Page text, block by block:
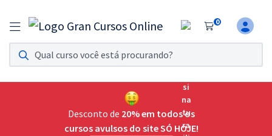
0
Assinatura Ilimitada 11
Acesso a todos os cursos. Teste grátis por 7 dias!
Assinatura OAB Até Passar
Acesso ilimitado a toda preparação para o Exame da
Desconto de 20% em todos os
cursos avulsos do site SÓ HOJE!